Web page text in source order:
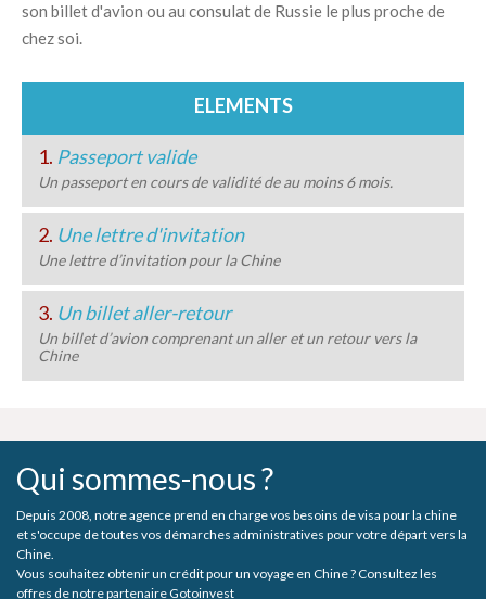
son billet d'avion ou au consulat de Russie le plus proche de
chez soi.
ELEMENTS
1. Passeport valide
Un passeport en cours de validité de au moins 6 mois.
2. Une lettre d'invitation
Une lettre d’invitation pour la Chine
3. Un billet aller-retour
Un billet d’avion comprenant un aller et un retour vers la
Chine
Qui sommes-nous ?
Depuis 2008, notre agence prend en charge vos besoins de visa pour la chine
et s'occupe de toutes vos démarches administratives pour votre départ vers la
Chine.
Vous souhaitez obtenir un crédit pour un voyage en Chine ? Consultez les
offres de notre partenaire Gotoinvest